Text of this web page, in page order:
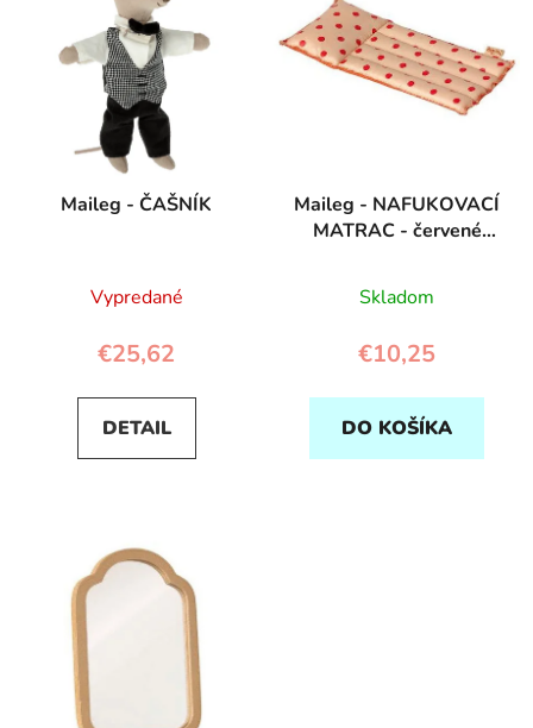
Maileg - ČAŠNÍK
Vypredané
€25,62
DETAIL
Maileg - NAFUKOVACÍ
MATRAC - červené
Skladom
€10,25
DO KOŠÍKA